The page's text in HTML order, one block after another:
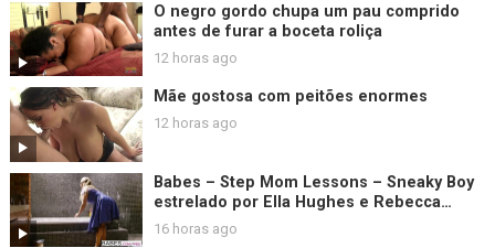
O negro gordo chupa um pau comprido
antes de furar a boceta roliça
12 horas ago
Mãe gostosa com peitões enormes
12 horas ago
Babes – Step Mom Lessons – Sneaky Boy
estrelado por Ella Hughes e Rebecca
Moore e clipe de Sam Bourne
16 horas ago